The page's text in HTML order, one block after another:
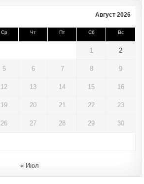
Август 2026
Ср Чт Пт Сб Вс
1 2
5 6 7 8 9
12 13 14 15 16
19 20 21 22 23
26 27 28 29 30
« Июл